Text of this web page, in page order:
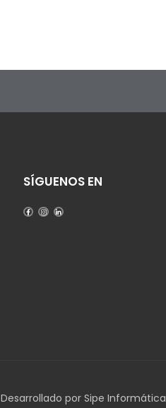
SÍGUENOS EN
Desarrollado por Sipe Informática